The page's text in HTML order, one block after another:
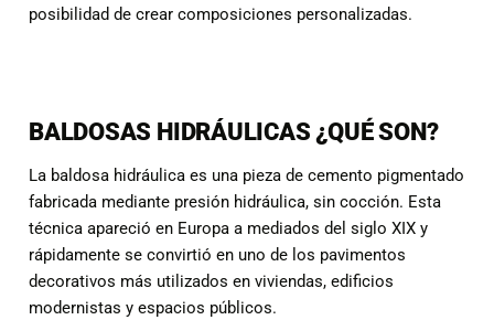
posibilidad de crear composiciones personalizadas.
BALDOSAS HIDRÁULICAS ¿QUÉ SON?
La baldosa hidráulica es una pieza de cemento pigmentado
fabricada mediante presión hidráulica, sin cocción. Esta
técnica apareció en Europa a mediados del siglo XIX y
rápidamente se convirtió en uno de los pavimentos
decorativos más utilizados en viviendas, edificios
modernistas y espacios públicos.